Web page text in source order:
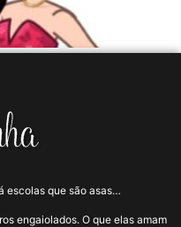
escolas que são asas…
engaiolados. O que elas amam